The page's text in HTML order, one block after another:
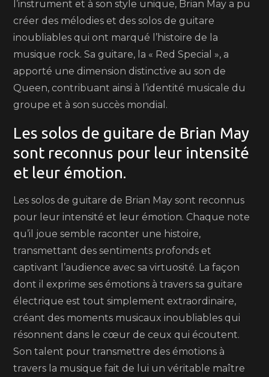
l’instrument et à son style unique, Brian May a pu
créer des mélodies et des solos de guitare
inoubliables qui ont marqué l’histoire de la
musique rock. Sa guitare, la « Red Special », a
apporté une dimension distinctive au son de
Queen, contribuant ainsi à l’identité musicale du
groupe et à son succès mondial.
Les solos de guitare de Brian May
sont reconnus pour leur intensité
et leur émotion.
Les solos de guitare de Brian May sont reconnus
pour leur intensité et leur émotion. Chaque note
qu’il joue semble raconter une histoire,
transmettant des sentiments profonds et
captivant l’audience avec sa virtuosité. La façon
dont il exprime ses émotions à travers sa guitare
électrique est tout simplement extraordinaire,
créant des moments musicaux inoubliables qui
résonnent dans le cœur de ceux qui écoutent.
Son talent pour transmettre des émotions à
travers la musique fait de lui un véritable maître